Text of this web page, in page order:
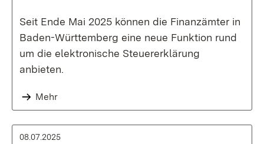
Seit Ende Mai 2025 können die Finanzämter in
Baden-Württemberg eine neue Funktion rund
um die elektronische Steuererklärung
anbieten.
Mehr
08.07.2025